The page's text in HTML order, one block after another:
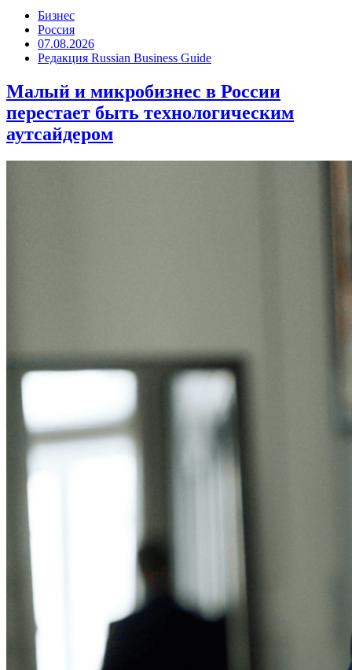
Бизнес
Россия
07.08.2026
Редакция Russian Business Guide
Малый и микробизнес в России
перестает быть технологическим
аутсайдером